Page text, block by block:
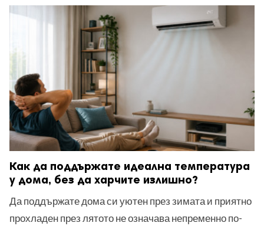
Как да поддържате идеална температура
у дома, без да харчите излишно?
Да поддържате дома си уютен през зимата и приятно
прохладен през лятото не означава непременно по-